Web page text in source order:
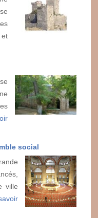
social
ville